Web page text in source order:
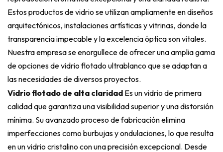
Estos productos de vidrio se utilizan ampliamente en diseños
arquitectónicos, instalaciones artísticas y vitrinas, donde la
transparencia impecable y la excelencia óptica son vitales.
Nuestra empresa se enorgullece de ofrecer una amplia gama
de opciones de vidrio flotado ultrablanco que se adaptan a
las necesidades de diversos proyectos.
Vidrio flotado de alta claridad Es un vidrio de primera
calidad que garantiza una visibilidad superior y una distorsión
mínima. Su avanzado proceso de fabricación elimina
imperfecciones como burbujas y ondulaciones, lo que resulta
en un vidrio cristalino con una precisión excepcional. Desde